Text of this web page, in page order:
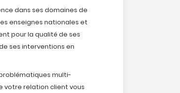
dans ses domaines de
enseignes nationales et
pour la qualité de ses
ses interventions en
multi-
votre relation client vous